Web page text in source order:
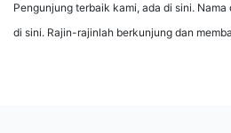
Pengunjung terbaik kami, ada di sini.
di sini. Rajin-rajinlah berkunjung dan